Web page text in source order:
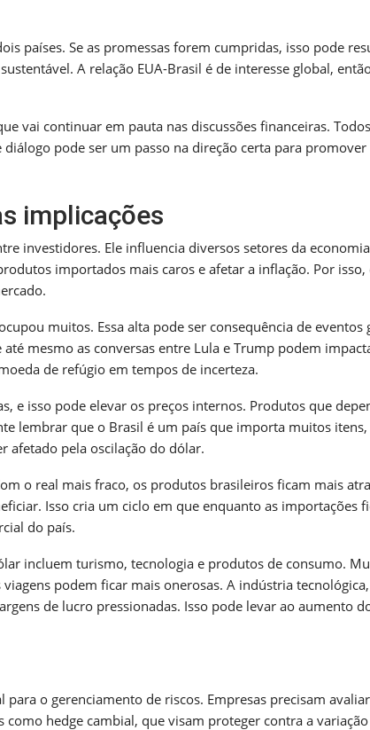
países. Se as promessas forem cumpridas, isso pode
A relação EUA-Brasil é de interesse global,
vai continuar em pauta nas discussões financeiras.
pode ser um passo na direção certa para promover
implicações
investidores. Ele influencia diversos setores da
importados mais caros e afetar a inflação. Por isso,
muitos. Essa alta pode ser consequência de eventos
mesmo as conversas entre Lula e Trump podem
de refúgio em tempos de incerteza.
e isso pode elevar os preços internos. Produtos que
lembrar que o Brasil é um país que importa muitos itens,
afetado pela oscilação do dólar.
o real mais fraco, os produtos brasileiros ficam mais
Isso cria um ciclo em que enquanto as importações
do país.
incluem turismo, tecnologia e produtos de consumo.
podem ficar mais onerosas. A indústria
de lucro pressionadas. Isso pode levar ao aumento
o gerenciamento de riscos. Empresas precisam
hedge cambial, que visam proteger contra a